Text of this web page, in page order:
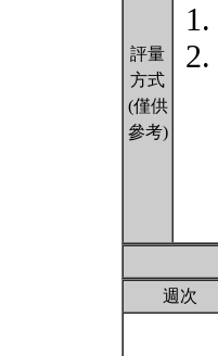
評量
方式
(僅供
參考)
週次